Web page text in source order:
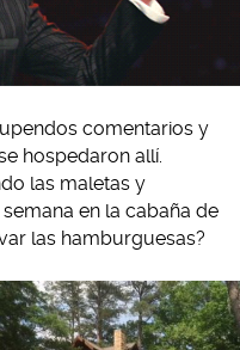
comentarios y
hospedaron allí.
las maletas y
en la cabaña de
las hamburguesas?